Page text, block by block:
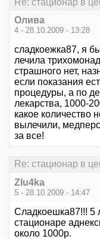
Re: стационар в
Олива
4 - 28.10.2009 - 13:28
сладкоежка87, я
лечила
страшного нет,
если показания
процедуры, а по
лекарства, 1000-
какое количество
вылечили,
за все!
Re: стационар в
Zlu4ka
5 - 28.10.2009 - 14:47
Сладкоешка87!!! 5
стационаре
около 1000р.